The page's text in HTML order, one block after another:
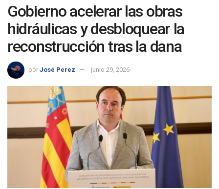
Gobierno acelerar las obras
hidráulicas y desbloquear la
reconstrucción tras la dana
por José Perez junio 29, 2026